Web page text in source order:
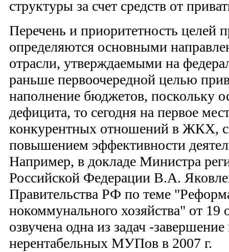
структуры за счет средств от
Перечень и приоритетность целей
определяются основными
отрасли, утверждаемыми на
раньше первоочередной целью
наполнение бюджетов, поскольку
дефицита, то сегодня на первое
конку­рентных отношений в ЖКХ,
повышением эффективности
Например, в докладе Министра
Российской Федерации В.А.
Правительства РФ по теме
нокоммунального хозяйства" от 19
озвучена одна из задач -
нерентабельных МУПов в 2007 г.